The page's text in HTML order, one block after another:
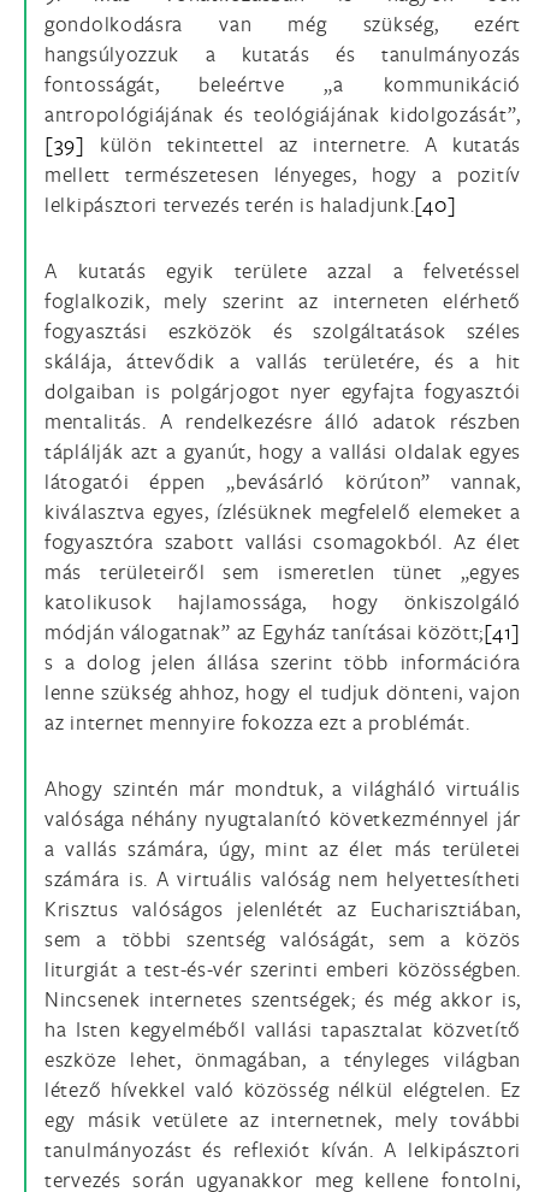
gondolkodásra van még szükség, ezért
hangsúlyozzuk a kutatás és tanulmányozás
fontosságát, beleértve „a kommunikáció
antropológiájának és teológiájának kidolgozását”,
[39] külön tekintettel az internetre. A kutatás
mellett természetesen lényeges, hogy a pozitív
lelkipásztori tervezés terén is haladjunk.[40]
A kutatás egyik területe azzal a felvetéssel
foglalkozik, mely szerint az interneten elérhető
fogyasztási eszközök és szolgáltatások széles
skálája, áttevődik a vallás területére, és a hit
dolgaiban is polgárjogot nyer egyfajta fogyasztói
mentalitás. A rendelkezésre álló adatok részben
táplálják azt a gyanút, hogy a vallási oldalak egyes
látogatói éppen „bevásárló körúton” vannak,
kiválasztva egyes, ízlésüknek megfelelő elemeket a
fogyasztóra szabott vallási csomagokból. Az élet
más területeiről sem ismeretlen tünet „egyes
katolikusok hajlamossága, hogy önkiszolgáló
módján válogatnak” az Egyház tanításai között;[41]
s a dolog jelen állása szerint több információra
lenne szükség ahhoz, hogy el tudjuk dönteni, vajon
az internet mennyire fokozza ezt a problémát.
Ahogy szintén már mondtuk, a világháló virtuális
valósága néhány nyugtalanító következménnyel jár
a vallás számára, úgy, mint az élet más területei
számára is. A virtuális valóság nem helyettesítheti
Krisztus valóságos jelenlétét az Eucharisztiában,
sem a többi szentség valóságát, sem a közös
liturgiát a test-és-vér szerinti emberi közösségben.
Nincsenek internetes szentségek; és még akkor is,
ha Isten kegyelméből vallási tapasztalat közvetítő
eszköze lehet, önmagában, a tényleges világban
létező hívekkel való közösség nélkül elégtelen. Ez
egy másik vetülete az internetnek, mely további
tanulmányozást és reflexiót kíván. A lelkipásztori
tervezés során ugyanakkor meg kellene fontolni,